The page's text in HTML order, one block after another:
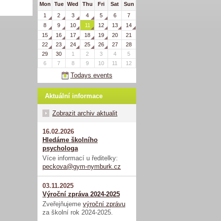
Mon Tue Wed Thu Fri Sat
Sun
1
2 3 4 5 6
7
8
9 10 11 12 13
14
15
16 17 18 19 20
21
22
23 24 25 26 27
28
29
30 1 2 3 4
5
6
7 8 9 10 11 12
Todays events
Aktuální informace
Zobrazit archiv aktualit
16.02.2026
Hledáme školního
psychologa
Více informací u ředitelky:
peckova@gym-nymburk.cz
03.11.2025
Výroční zpráva 2024-2025
Zveřejňujeme výroční zprávu
za školní rok 2024-2025.